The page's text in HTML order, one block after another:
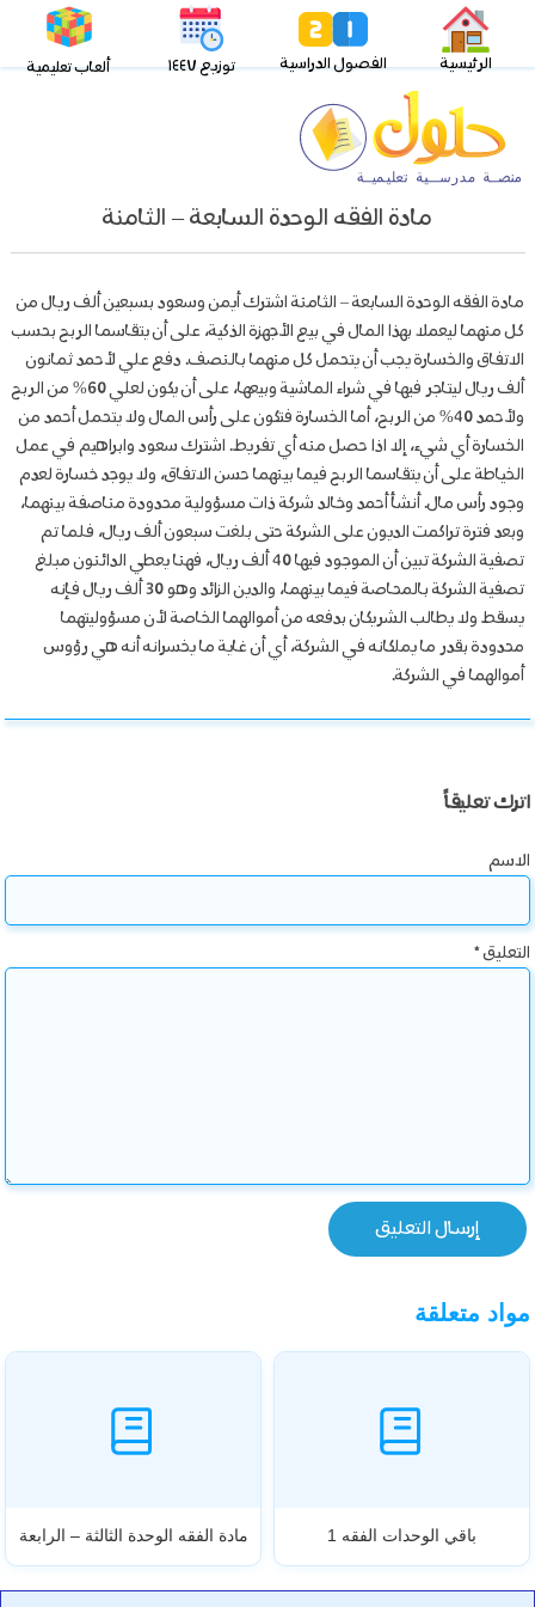
الرئيسية الفصول الدراسية توزيع ١٤٤٧ ألعاب تعليمية
مادة الفقه الوحدة السابعة – الثامنة
مادة الفقه الوحدة السابعة – الثامنة اشترك أيمن وسعود بسبعين ألف ريال من
كل منهما ليعملا بهذا المال في بيع الأجهزة الذكية، على أن يتقاسما الربح بحسب
الاتفاق والخسارة يجب أن يتحمل كل منهما بالنصف. دفع علي لأحمد ثمانون
ألف ريال ليتاجر فيها في شراء الماشية وبيعها، على أن يكون لعلي 60% من الربح
ولأحمد 40% من الربح، أما الخسارة فتكون على رأس المال ولا يتحمل أحمد من
الخسارة أي شيء، إلا اذا حصل منه أي تفريط. اشترك سعود وابراهيم في عمل
الخياطة على أن يتقاسما الربح فيما بينهما حسن الاتفاق، ولا يوجد خسارة لعدم
وجود رأس مال. أنشأ أحمد وخالد شركة ذات مسؤولية محدودة مناصفة بينهما،
وبعد فترة تراكمت الديون على الشركة حتى بلغت سبعون ألف ريال، فلما تم
تصفية الشركة تبين أن الموجود فيها 40 ألف ريال، فهنا يعطي الدائنون مبلغ
تصفية الشركة بالمحاصة فيما بينهما، والدين الزائد وهو 30 ألف ريال فإنه
يسقط ولا يطالب الشريكان بدفعه من أموالهما الخاصة لأن مسؤوليتهما
محدودة بقدر ما يملكانه في الشركة، أي أن غاية ما يخسرانه أنه هي رؤوس
أموالهما في الشركة.
اترك تعليقاً
الاسم
التعليق*
مواد متعلقة
باقي الوحدات الفقه 1 مادة الفقه الوحدة الثالثة – الرابعة